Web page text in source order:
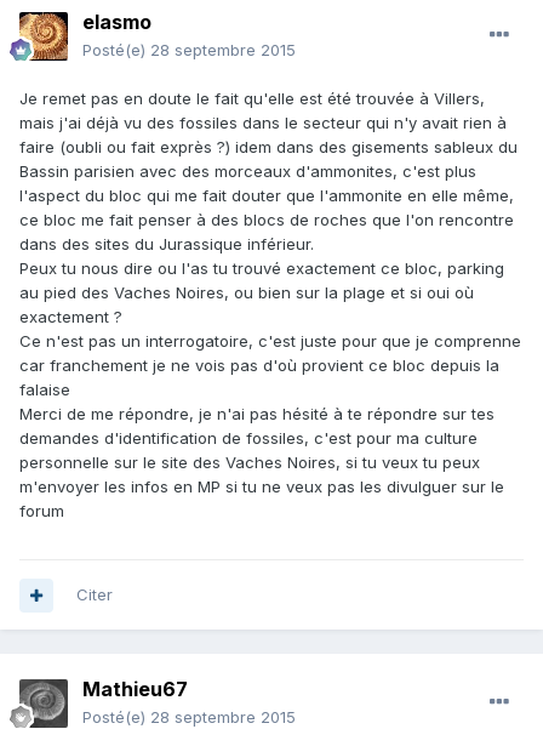
elasmo
Posté(e) 28 septembre 2015
Je remet pas en doute le fait qu'elle est été trouvée à Villers,
mais j'ai déjà vu des fossiles dans le secteur qui n'y avait rien à
faire (oubli ou fait exprès ?) idem dans des gisements sableux du
Bassin parisien avec des morceaux d'ammonites, c'est plus
l'aspect du bloc qui me fait douter que l'ammonite en elle même,
ce bloc me fait penser à des blocs de roches que l'on rencontre
dans des sites du Jurassique inférieur.
Peux tu nous dire ou l'as tu trouvé exactement ce bloc, parking
au pied des Vaches Noires, ou bien sur la plage et si oui où
exactement ?
Ce n'est pas un interrogatoire, c'est juste pour que je comprenne
car franchement je ne vois pas d'où provient ce bloc depuis la
falaise
Merci de me répondre, je n'ai pas hésité à te répondre sur tes
demandes d'identification de fossiles, c'est pour ma culture
personnelle sur le site des Vaches Noires, si tu veux tu peux
m'envoyer les infos en MP si tu ne veux pas les divulguer sur le
forum
Citer
Mathieu67
Posté(e) 28 septembre 2015